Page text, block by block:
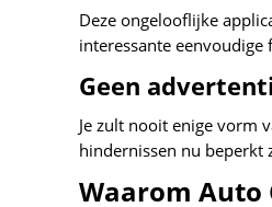
Deze ongelooflijke
interessante
Geen
Je zult nooit enige vorm
hindernissen nu beperkt
Waarom Auto